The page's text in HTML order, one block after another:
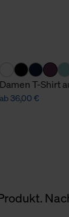
Damen T-Shirt
ab 36,00 €